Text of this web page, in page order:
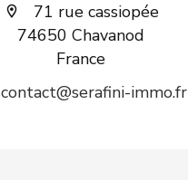
71 rue cassiopée
74650 Chavanod
France
contact@serafini-immo.fr